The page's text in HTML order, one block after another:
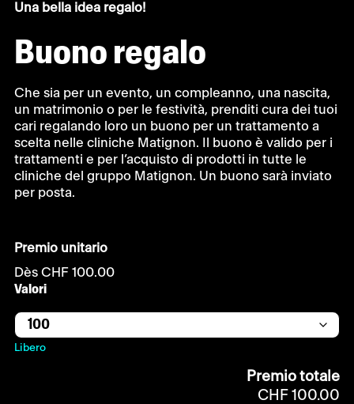
Una bella idea regalo!
Buono regalo
Che sia per un evento, un compleanno, una nascita,
un matrimonio o per le festività, prenditi cura dei tuoi
cari regalando loro un buono per un trattamento a
scelta nelle cliniche Matignon. Il buono è valido per i
trattamenti e per l’acquisto di prodotti in tutte le
cliniche del gruppo Matignon. Un buono sarà inviato
per posta.
Premio unitario
Dès CHF100.00
Valori
Libero
Premio totale
CHF 100.00